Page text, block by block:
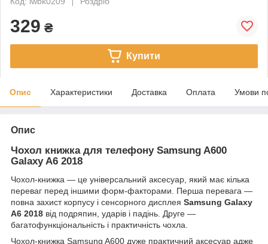
329 ₴
Купити
Опис Характеристики Доставка Оплата Умови
Опис
Чохол книжка для телефону Samsung A600
Galaxy A6 2018
Чохол-книжка ― це універсальний аксесуар, який має кілька
переваг перед іншими форм-факторами. Перша перевага ―
повна захист корпусу і сенсорного дисплея Samsung Galaxy
A6 2018 від подряпин, ударів і падінь. Друге ―
багатофункціональність і практичність чохла.
Чохол-книжка Samsung A600 дуже практичний аксесуар адже